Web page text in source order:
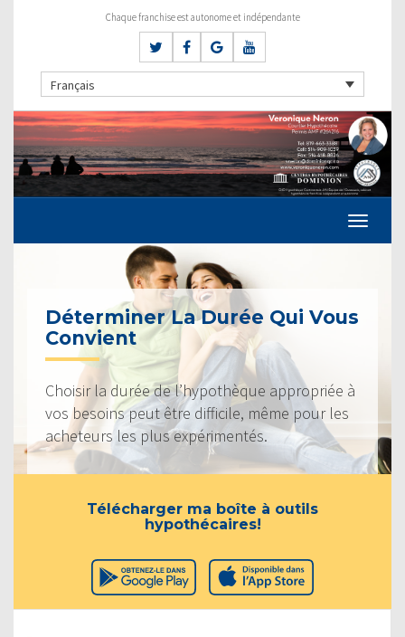
Chaque franchise est autonome et indépendante
Français
Déterminer La Durée Qui Vous
Convient
Choisir la durée de l’hypothèque appropriée à
vos besoins peut être difficile, même pour les
acheteurs les plus expérimentés.
Télécharger ma boîte à outils
hypothécaires!